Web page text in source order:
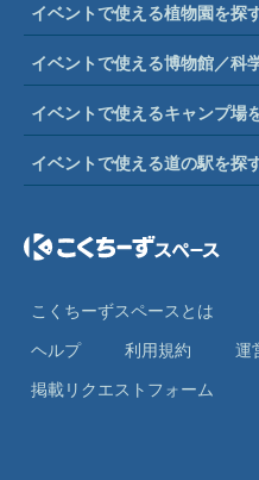
イベントで使える植物園を探
イベントで使える博物館／科
イベントで使えるキャンプ場
イベントで使える道の駅を探
こくちーずスペースとは
ヘルプ
利⽤規約 運
掲載リクエストフォーム